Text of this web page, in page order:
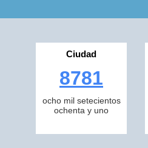
Ciudad
8781
ocho mil setecientos
ochenta y uno